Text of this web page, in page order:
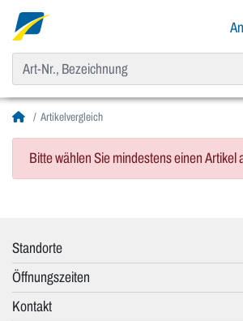
Artikelvergleich
Bitte wählen Sie mindestens einen Artikel
Standorte
Öffnungszeiten
Kontakt